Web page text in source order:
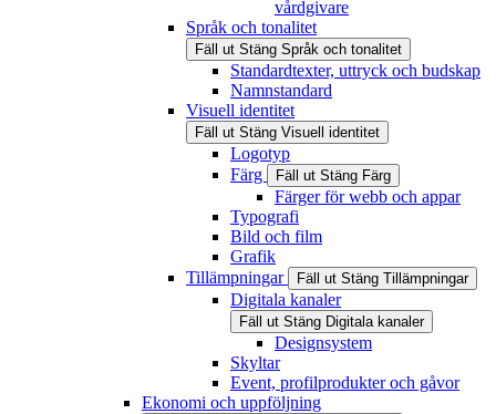
vårdgivare
Språk och tonalitet
Fäll ut Stäng Språk och tonalitet
Standardtexter, uttryck och budskap
Namnstandard
Visuell identitet
Fäll ut Stäng Visuell identitet
Logotyp
Färg
Fäll ut Stäng Färg
Färger för webb och appar
Typografi
Bild och film
Grafik
Tillämpningar
Fäll ut Stäng Tillämpningar
Digitala kanaler
Fäll ut Stäng Digitala kanaler
Designsystem
Skyltar
Event, profilprodukter och gåvor
Ekonomi och uppföljning